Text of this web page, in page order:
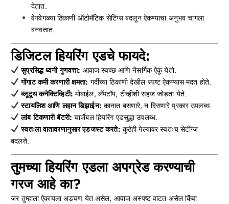
देतात.
वेगवेगळ्या ठिकाणी ऑटोमॅटिक सेटिंग्स बदलून ऐकण्याचा अनुभव चांगला
बनवतात.
डिजिटल हियरिंग एडचे फायदे:
सुप्रसिद्ध ध्वनी गुणवत्ता: आवाज स्वच्छ आणि नैसर्गिक ऐकू येतो.
गोंगाट कमी करणारी क्षमता: गर्दीच्या ठिकाणी देखील स्पष्ट ऐकण्यास मदत होते.
ब्लूटूथ कनेक्टिव्हिटी: मोबाईल, लॅपटॉप, टीव्हीशी सहज जोडता येते.
स्टायलिश आणि लहान डिझाईन: कानात बसणारे, न दिसणारे प्रकार उपलब्ध.
लांब टिकणारी बॅटरी: चार्जेबल हियरिंग एडसुद्धा उपलब्ध.
स्वतःला वातावरणानुसार एडजस्ट करते: कुठेही गेल्यावर स्वतःच सेटींग्ज
बदलते.
तुमच्या हियरिंग एडला अपग्रेड करण्याची
गरज आहे का?
जर तुम्हाला ऐकायला अडचण येत असेल, आवाज अस्पष्ट वाटत असेल किंवा